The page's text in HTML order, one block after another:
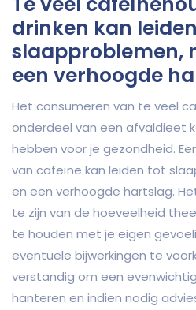
drinken kan
slaapproblemen,
een verhoogde
Het consumeren van te veel
onderdeel van een afvaldieet
hebben voor je gezondheid.
van cafeïne kan leiden tot
en een verhoogde hartslag.
te zijn van de hoeveelheid
te houden met je eigen
eventuele bijwerkingen te
verstandig om een
hanteren en indien nodig